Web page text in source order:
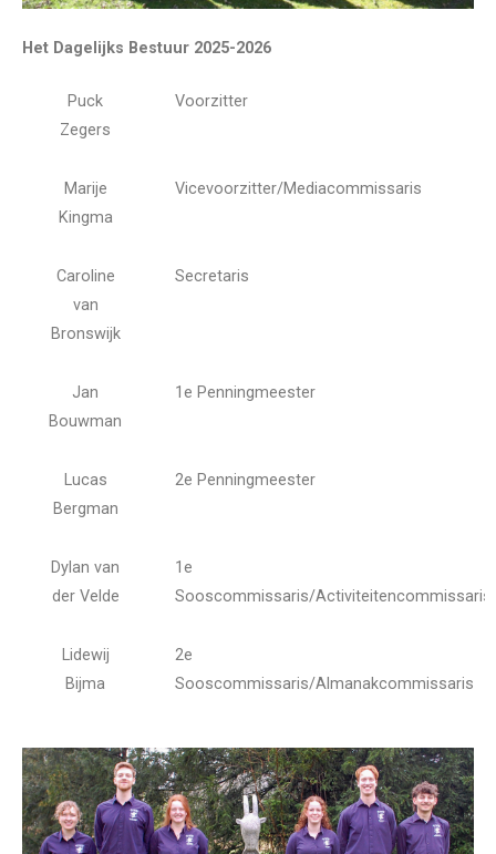
Het Dagelijks Bestuur 2025-2026
Puck
Zegers
Voorzitter
Marije
Kingma
Vicevoorzitter/Mediacommissaris
Caroline
van
Bronswijk
Secretaris
Jan
Bouwman
1e Penningmeester
Lucas
Bergman
2e Penningmeester
Dylan van
der Velde
1e
Sooscommissaris/Activiteitencommissaris
Lidewij
Bijma
2e
Sooscommissaris/Almanakcommissaris